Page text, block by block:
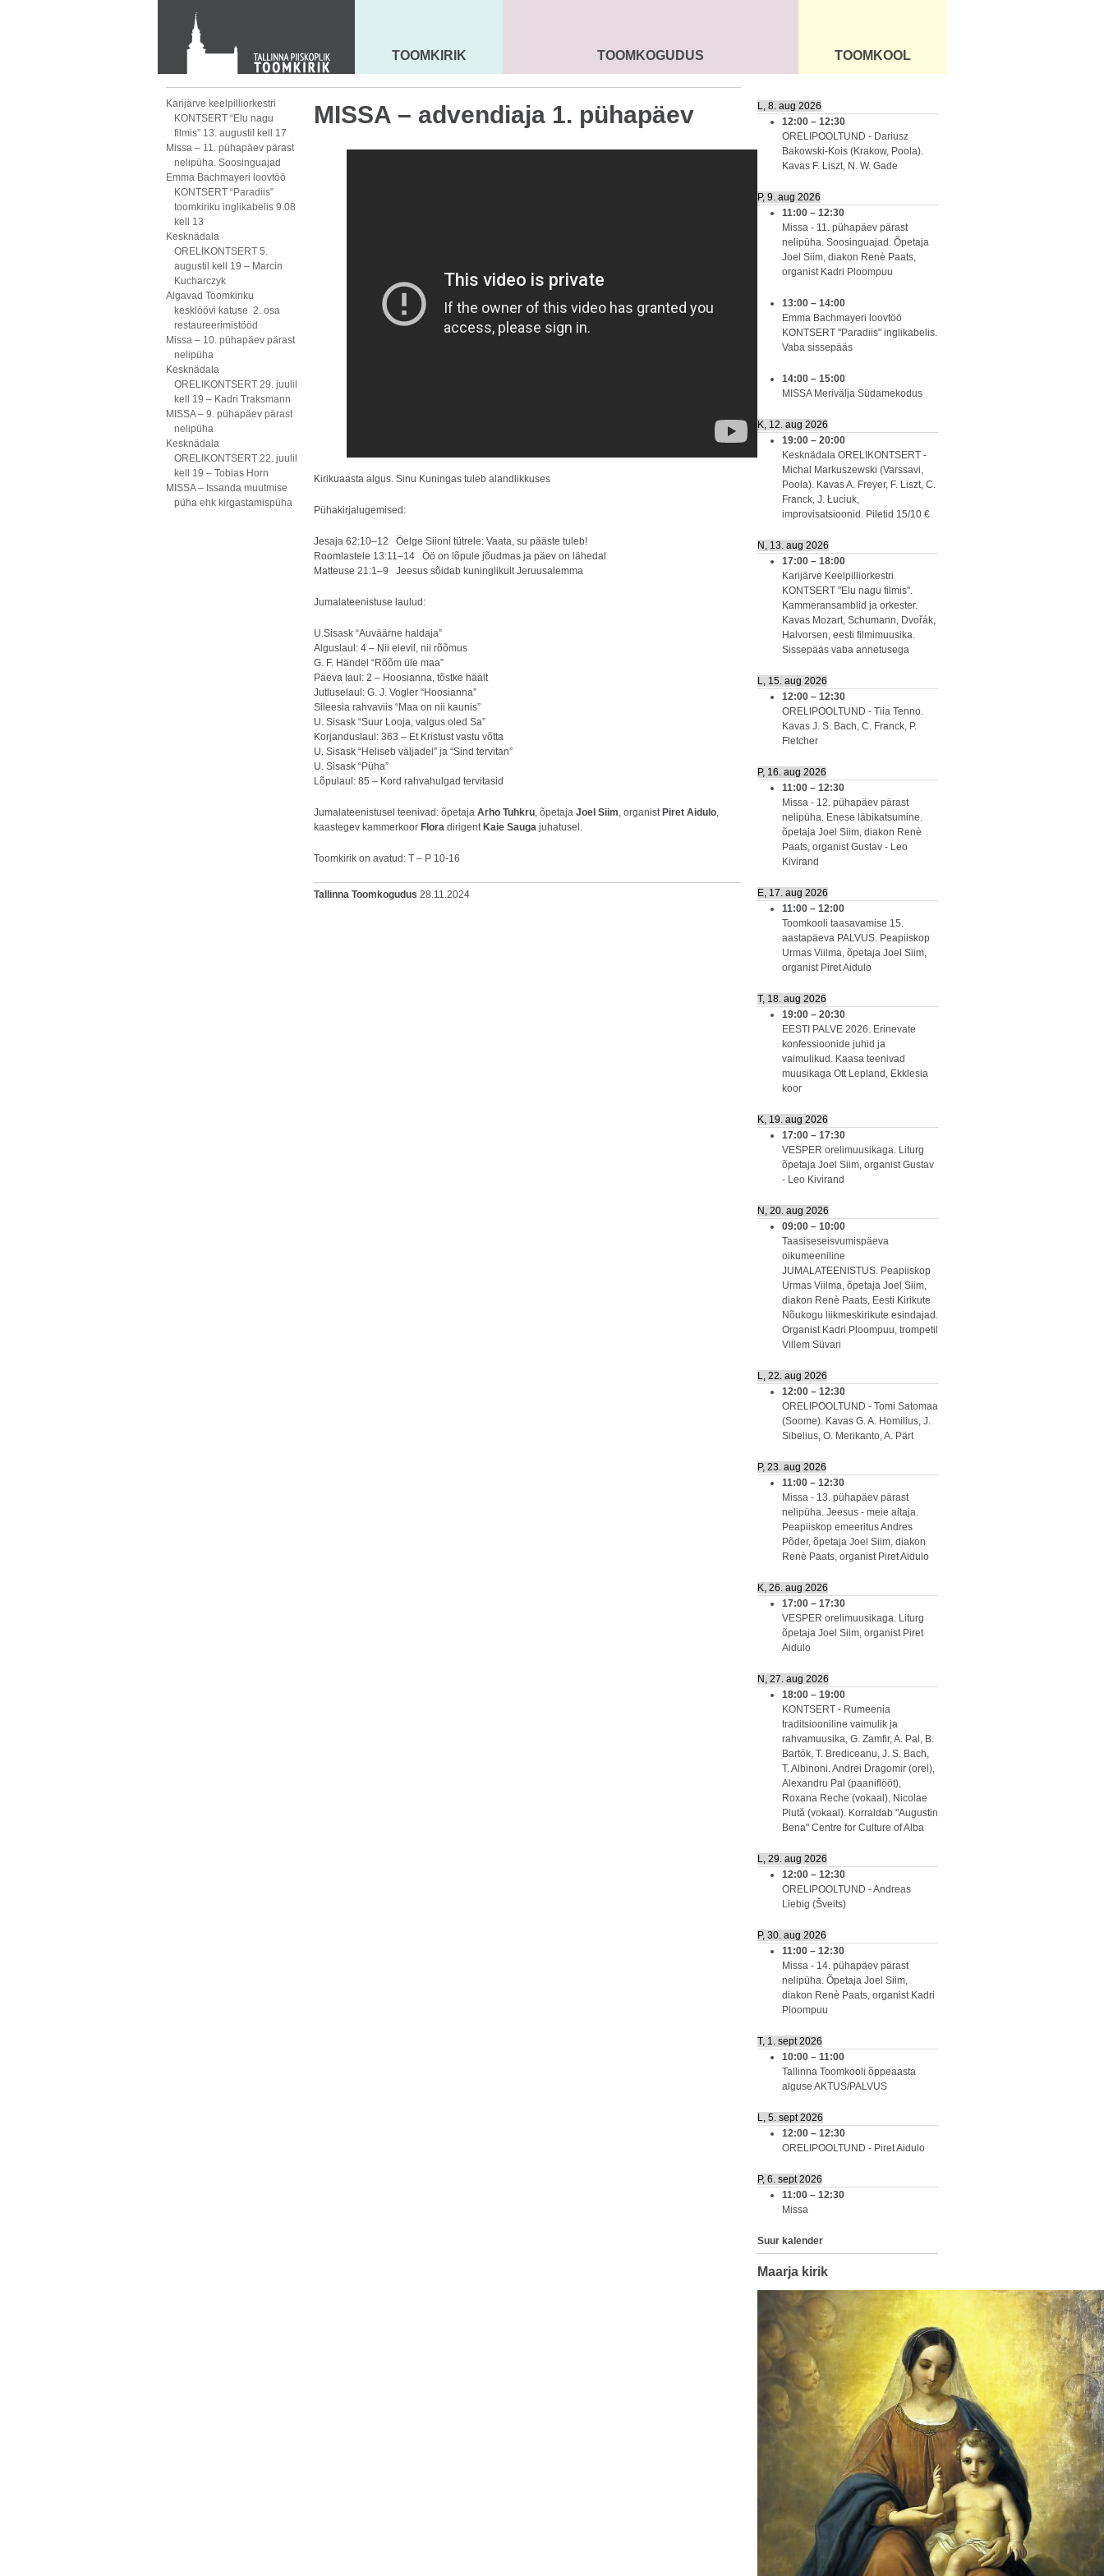
KONTAKT
Toom-Kooli 6, 10130 TALLINN
tallinna.toom@eelk.ee
MAARJA KIRIK
TOOMKIRIK SEENIORID KOGUDUS
TOOMKOGUDUS ÜLDINFO
TOOMKOOL
Karijärve keelpilliorkestri
KONTSERT “Elu nagu
filmis” 13. augustil kell 17
Missa – 11. pühapäev pärast
nelipüha. Soosinguajad
Emma Bachmayeri loovtöö
KONTSERT “Paradiis”
toomkiriku inglikabelis 9.08
kell 13
Kesknädala
ORELIKONTSERT 5.
augustil kell 19 – Marcin
Kucharczyk
Algavad Toomkiriku
kesklöövi katuse 2. osa
restaureerimistööd
Missa – 10. pühapäev pärast
nelipüha
Kesknädala
ORELIKONTSERT 29. juulil
kell 19 – Kadri Traksmann
MISSA – 9. pühapäev pärast
nelipüha
Kesknädala
ORELIKONTSERT 22. juulil
kell 19 – Tobias Horn
MISSA – Issanda muutmise
püha ehk kirgastamispüha
MISSA – advendiaja 1. pühapäev
Kirikuaasta algus. Sinu Kuningas tuleb alandlikkuses
Pühakirjalugemised:
Jesaja 62:10–12 Öelge Siioni tütrele: Vaata, su pääste tuleb!
Roomlastele 13:11–14 Öö on lõpule jõudmas ja päev on lähedal
Matteuse 21:1–9 Jeesus sõidab kuninglikult Jeruusalemma
Jumalateenistuse laulud:
U.Sisask “Auväärne haldaja”
Alguslaul: 4 – Nii elevil, nii rõõmus
G. F. Händel “Rõõm üle maa”
Päeva laul: 2 – Hoosianna, tõstke häält
Jutluselaul: G. J. Vogler “Hoosianna”
Sileesia rahvaviis “Maa on nii kaunis”
U. Sisask “Suur Looja, valgus oled Sa”
Korjanduslaul: 363 – Et Kristust vastu võtta
U. Sisask “Heliseb väljadel” ja “Sind tervitan”
U. Sisask “Püha”
Lõpulaul: 85 – Kord rahvahulgad tervitasid
Jumalateenistusel teenivad: õpetaja Arho Tuhkru, õpetaja Joel Siim, organist Piret Aidulo,
kaastegev kammerkoor Flora dirigent Kaie Sauga juhatusel.
Toomkirik on avatud: T – P 10-16
Tallinna Toomkogudus 28.11.2024
L, 8. aug 2026
12:00 – 12:30
ORELIPOOLTUND - Dariusz
Bakowski-Kois (Krakow, Poola).
Kavas F. Liszt, N. W. Gade
P, 9. aug 2026
11:00 – 12:30
Missa - 11. pühapäev pärast
nelipüha. Soosinguajad. Õpetaja
Joel Siim, diakon Renè Paats,
organist Kadri Ploompuu
13:00 – 14:00
Emma Bachmayeri loovtöö
KONTSERT "Paradiis" inglikabelis.
Vaba sissepääs
14:00 – 15:00
MISSA Merivälja Südamekodus
K, 12. aug 2026
19:00 – 20:00
Kesknädala ORELIKONTSERT -
Michal Markuszewski (Varssavi,
Poola). Kavas A. Freyer, F. Liszt, C.
Franck, J. Łuciuk,
improvisatsioonid. Piletid 15/10 €
N, 13. aug 2026
17:00 – 18:00
Karijärve Keelpilliorkestri
KONTSERT "Elu nagu filmis".
Kammeransamblid ja orkester.
Kavas Mozart, Schumann, Dvořák,
Halvorsen, eesti filmimuusika.
Sissepääs vaba annetusega
L, 15. aug 2026
12:00 – 12:30
ORELIPOOLTUND - Tiia Tenno.
Kavas J. S. Bach, C. Franck, P.
Fletcher
P, 16. aug 2026
11:00 – 12:30
Missa - 12. pühapäev pärast
nelipüha. Enese läbikatsumine.
õpetaja Joel Siim, diakon Renè
Paats, organist Gustav - Leo
Kivirand
E, 17. aug 2026
11:00 – 12:00
Toomkooli taasavamise 15.
aastapäeva PALVUS. Peapiiskop
Urmas Viilma, õpetaja Joel Siim,
organist Piret Aidulo
T, 18. aug 2026
19:00 – 20:30
EESTI PALVE 2026. Erinevate
konfessioonide juhid ja
vaimulikud. Kaasa teenivad
muusikaga Ott Lepland, Ekklesia
koor
K, 19. aug 2026
17:00 – 17:30
VESPER orelimuusikaga. Liturg
õpetaja Joel Siim, organist Gustav
- Leo Kivirand
N, 20. aug 2026
09:00 – 10:00
Taasiseseisvumispäeva
oikumeeniline
JUMALATEENISTUS. Peapiiskop
Urmas Viilma, õpetaja Joel Siim,
diakon Renè Paats, Eesti Kirikute
Nõukogu liikmeskirikute esindajad.
Organist Kadri Ploompuu, trompetil
Villem Süvari
L, 22. aug 2026
12:00 – 12:30
ORELIPOOLTUND - Tomi Satomaa
(Soome). Kavas G. A. Homilius, J.
Sibelius, O. Merikanto, A. Pärt
P, 23. aug 2026
11:00 – 12:30
Missa - 13. pühapäev pärast
nelipüha. Jeesus - meie aitaja.
Peapiiskop emeeritus Andres
Põder, õpetaja Joel Siim, diakon
Renè Paats, organist Piret Aidulo
K, 26. aug 2026
17:00 – 17:30
VESPER orelimuusikaga. Liturg
õpetaja Joel Siim, organist Piret
Aidulo
N, 27. aug 2026
18:00 – 19:00
KONTSERT - Rumeenia
traditsiooniline vaimulik ja
rahvamuusika, G. Zamfir, A. Pal, B.
Bartók, T. Brediceanu, J. S. Bach,
T. Albinoni. Andrei Dragomir (orel),
Alexandru Pal (paaniflööt),
Roxana Reche (vokaal), Nicolae
Plută (vokaal). Korraldab "Augustin
Bena" Centre for Culture of Alba
L, 29. aug 2026
12:00 – 12:30
ORELIPOOLTUND - Andreas
Liebig (Šveits)
P, 30. aug 2026
11:00 – 12:30
Missa - 14. pühapäev pärast
nelipüha. Õpetaja Joel Siim,
diakon Renè Paats, organist Kadri
Ploompuu
T, 1. sept 2026
10:00 – 11:00
Tallinna Toomkooli õppeaasta
alguse AKTUS/PALVUS
L, 5. sept 2026
12:00 – 12:30
ORELIPOOLTUND - Piret Aidulo
P, 6. sept 2026
11:00 – 12:30
Missa
Suur kalender
Maarja kirik